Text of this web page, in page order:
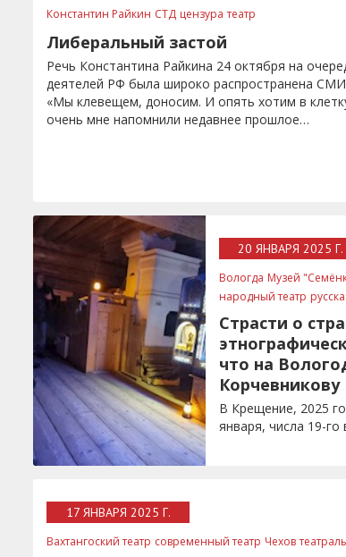
Константин Райкин СТД цензура театр
Либеральный застой
Речь Константина Райкина 24 октября на
деятелей РФ была широко распространена
«Мы клевещем, доносим. И опять хотим в
очень мне напомнили недавнее прошлое…
20 ЯНВАРЯ 2025 Г.
Вологда Музей
народный театр
Страсти о
что на
Корчевникову
В Крещение, 2025
января, числа 19-го
17 ЯНВАРЯ 2025 Г.
Вахтангоский театр современный театр Чехов